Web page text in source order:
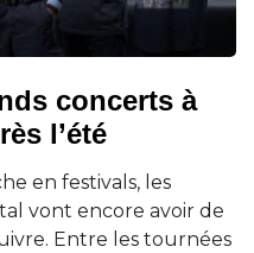
concerts à
l’été
en festivals, les
vont encore avoir de
Entre les tournées